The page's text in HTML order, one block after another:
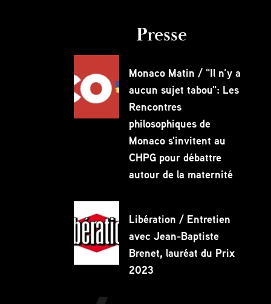
Presse
Monaco Matin / "Il n’y a
aucun sujet tabou": Les
Rencontres
philosophiques de
Monaco s'invitent au
CHPG pour débattre
autour de la maternité
Libération / Entretien
avec Jean-Baptiste
Brenet, lauréat du Prix
2023